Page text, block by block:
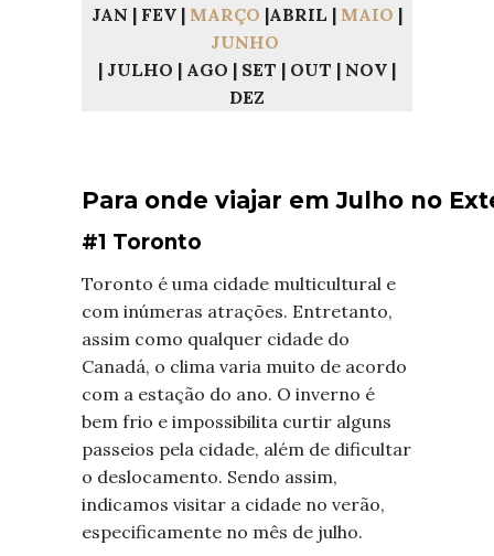
JAN | FEV | MARÇO |ABRIL | MAIO |
JUNHO
| JULHO | AGO | SET | OUT | NOV |
DEZ
Para onde viajar em Julho no
#1 Toronto
Toronto é uma cidade multicultural e
com inúmeras atrações. Entretanto,
assim como qualquer cidade do
Canadá, o clima varia muito de acordo
com a estação do ano. O inverno é
bem frio e impossibilita curtir alguns
passeios pela cidade, além de dificultar
o deslocamento. Sendo assim,
indicamos visitar a cidade no verão,
especificamente no mês de julho.